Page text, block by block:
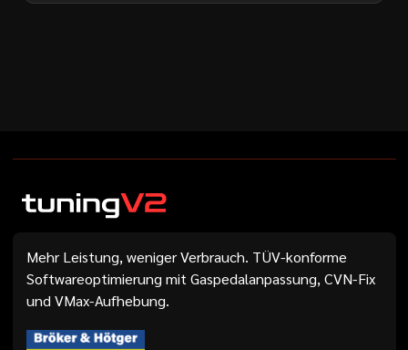
Mehr Leistung, weniger Verbrauch. TÜV-konforme
Softwareoptimierung mit Gaspedalanpassung, CVN-Fix
und VMax-Aufhebung.